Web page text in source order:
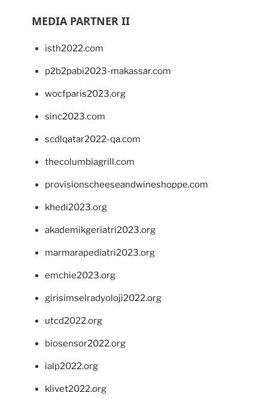
MEDIA PARTNER II
isth2022.com
p2b2pabi2023-makassar.com
wocfparis2023.org
sinc2023.com
scdlqatar2022-qa.com
thecolumbiagrill.com
provisionscheeseandwineshoppe.com
khedi2023.org
akademikgeriatri2023.org
marmarapediatri2023.org
emchie2023.org
girisimselradyoloji2022.org
utcd2022.org
biosensor2022.org
ialp2022.org
klivet2022.org